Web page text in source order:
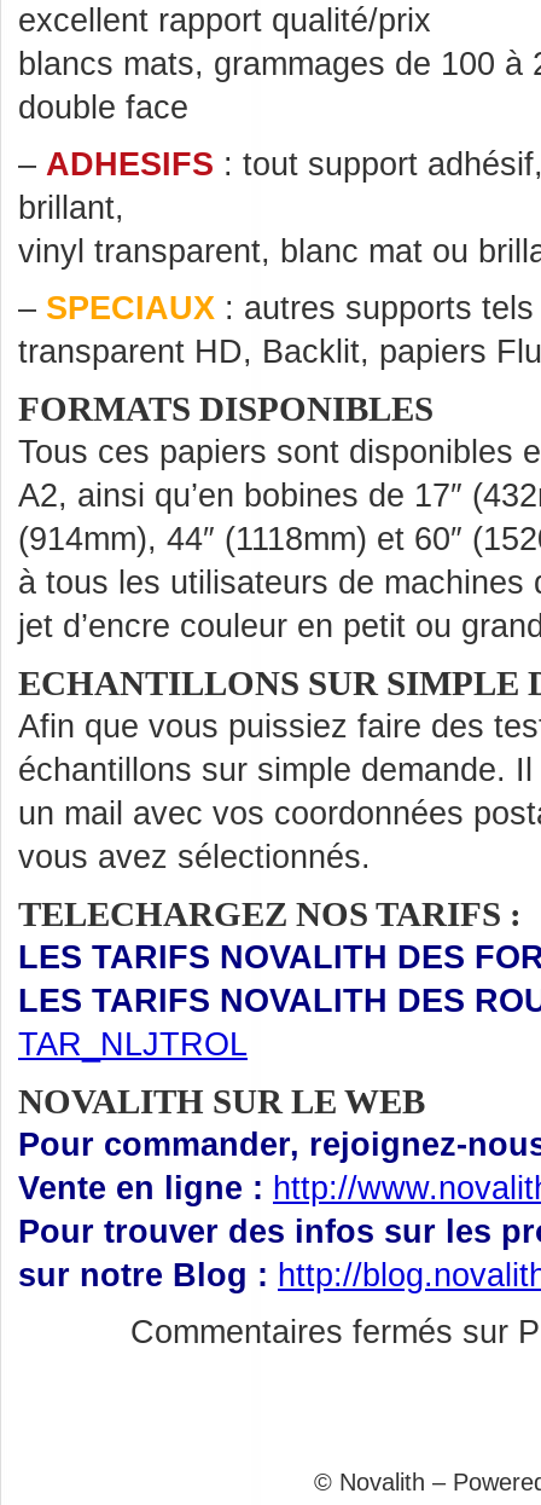
excellent rapport qualité/prix
blancs mats, grammages de 100 à
double face
– ADHESIFS : tout support
brillant,
vinyl transparent, blanc mat ou
– SPECIAUX : autres supports
transparent HD, Backlit, papiers
FORMATS DISPONIBLES
Tous ces papiers sont disponibles
A2, ainsi qu’en bobines de 17″
(914mm), 44″ (1118mm) et 60″
à tous les utilisateurs de machines
jet d’encre couleur en petit ou
ECHANTILLONS SUR SIMPLE
Afin que vous puissiez faire des
échantillons sur simple demande.
un mail avec vos coordonnées
vous avez sélectionnés.
TELECHARGEZ NOS TARIFS :
LES TARIFS NOVALITH DES
LES TARIFS NOVALITH DES
TAR_NLJTROL
NOVALITH SUR LE WEB
Pour commander, rejoignez-
Vente en ligne : http://
Pour trouver des infos sur les
sur notre Blog : http://
Commentaires fermés sur
© Novalith –